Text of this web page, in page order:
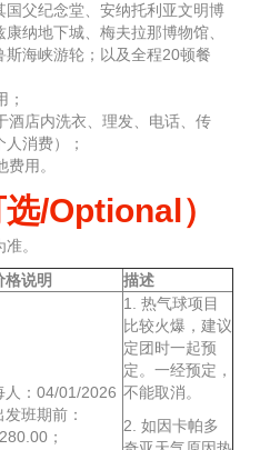
父纪念堂、安纳托利亚文明博
纳地下城、梅夫拉那博物馆、
海峡游轮；以及全程20顿餐
酒店内洗衣、理发、电话、传
消费）；
用。
/Optional）
。
格说明 描述
人：04/01/2026
发班期前：
；
1. 热气球项目
比较火爆，建议
定团时一起预
定。一经预定，
不能取消。
2. 如因卡帕多